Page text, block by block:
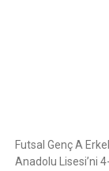
Futsal Genç A
Anadolu Lisesi’ni